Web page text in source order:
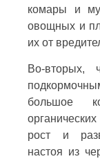
комары и
овощных и
их от
Во-вторых,
большое
рост и
настоя из